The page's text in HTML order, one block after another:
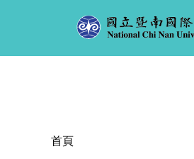
首頁